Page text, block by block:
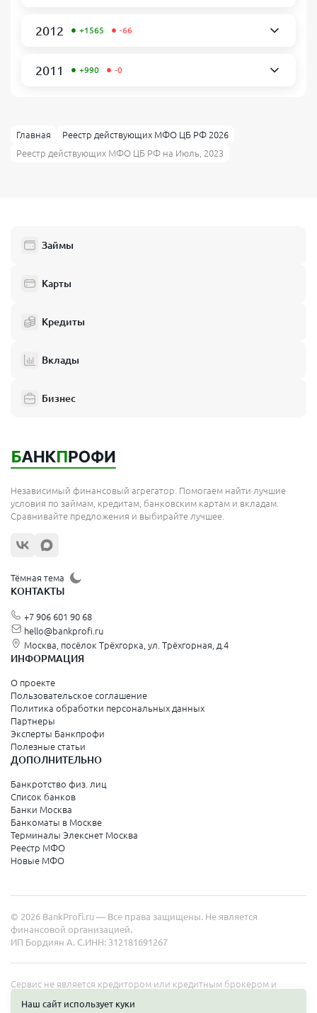
2012 • +1565 • -66
2011 • +990 • -0
Главная
Реестр действующих МФО ЦБ РФ 2026
Реестр действующих МФО ЦБ РФ на Июль, 2023
Займы
Карты
Кредиты
Вклады
Бизнес
Независимый финансовый агрегатор. Помогаем найти лучшие
условия по займам, кредитам, банковским картам и вкладам.
Сравнивайте предложения и выбирайте лучшее.
Тёмная тема
КОНТАКТЫ
+7 906 601 90 68
hello@bankprofi.ru
Москва, посёлок Трёхгорка, ул. Трёхгорная, д.4
ИНФОРМАЦИЯ
О проекте
Пользовательское соглашение
Политика обработки персональных данных
Партнеры
Эксперты Банкпрофи
Полезные статьи
ДОПОЛНИТЕЛЬНО
Банкротство физ. лиц
Список банков
Банки Москва
Банкоматы в Москве
Терминалы Элекснет Москва
Реестр МФО
Новые МФО
© 2026 BankProfi.ru — Все права защищены. Не является
финансовой организацией.
ИП Бордиян А. С.ИНН: 312181691267
Сервис не является кредитором или кредитным брокером и
на сайте не является публичной офертой. Полные условия услуг
Наш сайт использует куки